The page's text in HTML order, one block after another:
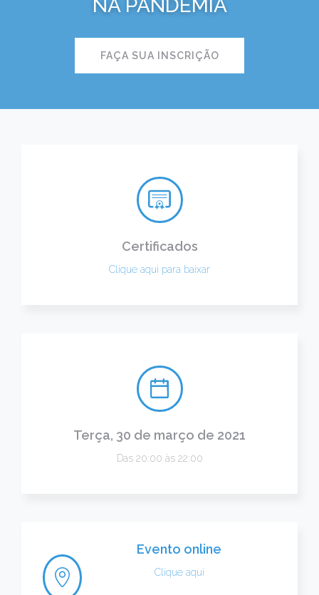
NA PANDEMIA
FAÇA SUA INSCRIÇÃO
Certificados
Clique aqui para baixar
Terça, 30 de março de 2021
Das 20:00 às 22:00
Evento online
Clique aqui